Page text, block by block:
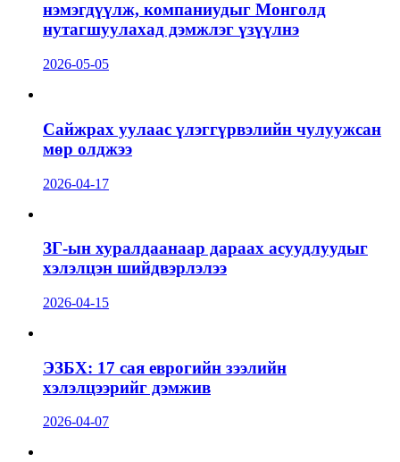
нэмэгдүүлж, компаниудыг Монголд
нутагшуулахад дэмжлэг үзүүлнэ
2026-05-05
Сайжрах уулаас үлэггүрвэлийн чулуужсан
мөр олджээ
2026-04-17
ЗГ-ын хуралдаанаар дараах асуудлуудыг
хэлэлцэн шийдвэрлэлээ
2026-04-15
ЭЗБХ: 17 сая еврогийн зээлийн
хэлэлцээрийг дэмжив
2026-04-07